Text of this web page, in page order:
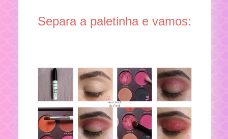
Separa a paletinha e vamos: